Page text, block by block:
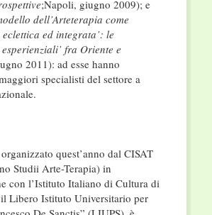
;Napoli, giugno 2009); e
dell’Arteterapia come
eclettica ed integrata’: le
fra Oriente e
2011): ad esse hanno
specialisti del settore a
quest’anno dal CISAT
Studii Arte-Terapia) in
con l’Istituto Italiano di Cultura di
Libero Istituto Universitario per